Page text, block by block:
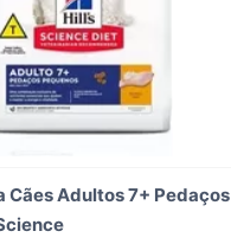
Cães Adultos 7+ Pedaços